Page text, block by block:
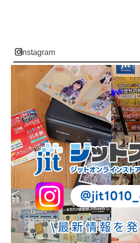
instagram